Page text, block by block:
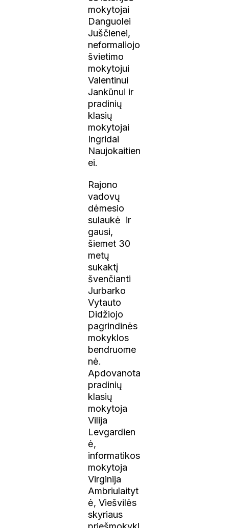
mokytojai
Danguolei
Juščienei,
neformaliojo
švietimo
mokytojui
Valentinui
Jankūnui ir
pradinių
klasių
mokytojai
Ingridai
Naujokaitien
ei.
Rajono
vadovų
dėmesio
sulaukė ir
gausi,
šiemet 30
metų
sukaktį
švenčianti
Jurbarko
Vytauto
Didžiojo
pagrindinės
mokyklos
bendruome
nė.
Apdovanota
pradinių
klasių
mokytoja
Vilija
Levgardien
ė,
informatikos
mokytoja
Virginija
Ambriulaityt
ė, Viešvilės
skyriaus